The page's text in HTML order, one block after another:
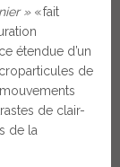
» « fait
étendue d’un
de
de clair-
de la